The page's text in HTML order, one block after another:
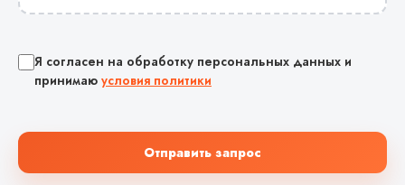
Я согласен на обработку персональных данных и
принимаю условия политики
Отправить запрос